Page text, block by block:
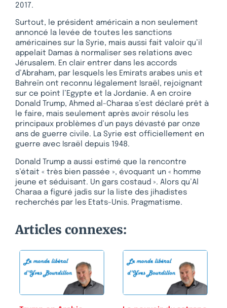
2017.
Surtout, le président américain a non seulement
annoncé la levée de toutes les sanctions
américaines sur la Syrie, mais aussi fait valoir qu’il
appelait Damas à normaliser ses relations avec
Jérusalem. En clair entrer dans les accords
d’Abraham, par lesquels les Emirats arabes unis et
Bahreïn ont reconnu légalement Israël, rejoignant
sur ce point l’Egypte et la Jordanie. A en croire
Donald Trump, Ahmed al-Charaa s’est déclaré prêt à
le faire, mais seulement après avoir résolu les
principaux problèmes d’un pays dévasté par onze
ans de guerre civile. La Syrie est officiellement en
guerre avec Israël depuis 1948.
Donald Trump a aussi estimé que la rencontre
s’était « très bien passée », évoquant un « homme
jeune et séduisant. Un gars costaud ». Alors qu’Al
Charaa a figuré jadis sur la liste des jihadistes
recherchés par les Etats-Unis. Pragmatisme.
Articles connexes: